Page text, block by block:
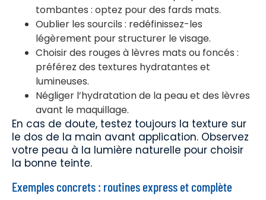
tombantes : optez pour des fards mats.
Oublier les sourcils : redéfinissez-les
légèrement pour structurer le visage.
Choisir des rouges à lèvres mats ou foncés :
préférez des textures hydratantes et
lumineuses.
Négliger l’hydratation de la peau et des lèvres
avant le maquillage.
En cas de doute, testez toujours la texture sur
le dos de la main avant application. Observez
votre peau à la lumière naturelle pour choisir
la bonne teinte.
Exemples concrets : routines express et complète